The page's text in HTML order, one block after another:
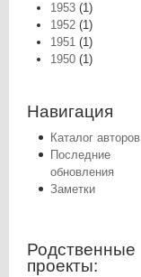
1953 (1)
1952 (1)
1951 (1)
1950 (1)
Навигация
Каталог авторов
Последние
обновления
Заметки
Родственные
проекты: